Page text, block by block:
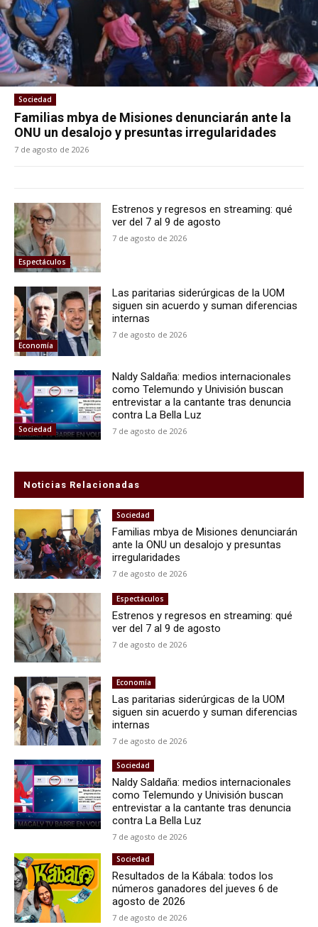
Sociedad
Familias mbya de Misiones denunciarán ante la
ONU un desalojo y presuntas irregularidades
7 de agosto de 2026
Espectáculos
Estrenos y regresos en streaming: qué
ver del 7 al 9 de agosto
7 de agosto de 2026
Economía
Las paritarias siderúrgicas de la UOM
siguen sin acuerdo y suman diferencias
internas
7 de agosto de 2026
Sociedad
Naldy Saldaña: medios internacionales
como Telemundo y Univisión buscan
entrevistar a la cantante tras denuncia
contra La Bella Luz
7 de agosto de 2026
Noticias Relacionadas
Sociedad
Familias mbya de Misiones denunciarán
ante la ONU un desalojo y presuntas
irregularidades
7 de agosto de 2026
Espectáculos
Estrenos y regresos en streaming: qué
ver del 7 al 9 de agosto
7 de agosto de 2026
Economía
Las paritarias siderúrgicas de la UOM
siguen sin acuerdo y suman diferencias
internas
7 de agosto de 2026
Sociedad
Naldy Saldaña: medios internacionales
como Telemundo y Univisión buscan
entrevistar a la cantante tras denuncia
contra La Bella Luz
7 de agosto de 2026
Sociedad
Resultados de la Kábala: todos los
números ganadores del jueves 6 de
agosto de 2026
7 de agosto de 2026